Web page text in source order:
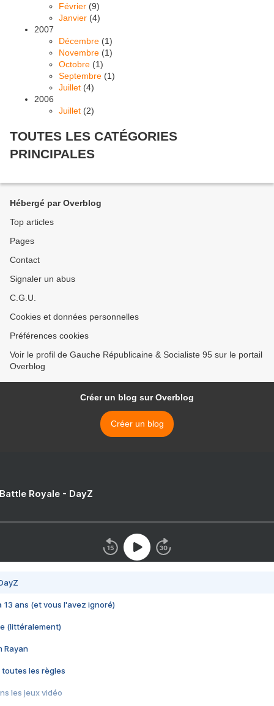
Février (9)
Janvier (4)
2007
Décembre (1)
Novembre (1)
Octobre (1)
Septembre (1)
Juillet (4)
2006
Juillet (2)
TOUTES LES CATÉGORIES
PRINCIPALES
Hébergé par Overblog
Top articles
Pages
Contact
Signaler un abus
C.G.U.
Cookies et données personnelles
Préférences cookies
Voir le profil de Gauche Républicaine & Socialiste 95 sur le portail
Overblog
Créer un blog sur Overblog
Créer un blog
Royale - DayZ
13 ans (et vous l'avez ignoré)
(littéralement)
Rayan
toutes les règles
les jeux vidéo